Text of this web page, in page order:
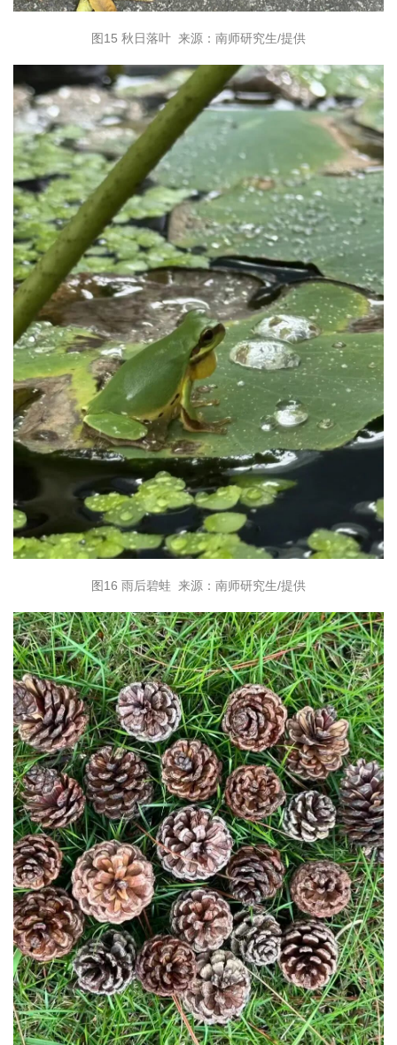
图15 秋日落叶 来源：南师研究生/提供
图16 雨后碧蛙 来源：南师研究生/提供